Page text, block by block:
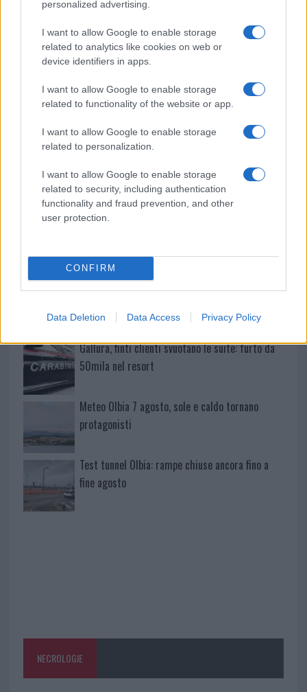
personalized advertising.
I want to allow Google to enable storage
related to analytics like cookies on web or
device identifiers in apps.
I want to allow Google to enable storage
related to functionality of the website or app.
I want to allow Google to enable storage
related to personalization.
I want to allow Google to enable storage
related to security, including authentication
functionality and fraud prevention, and other
user protection.
CONFIRM
Data Deletion Data Access Privacy Policy
o
o
k
r st A
p
p
in Europa: classifica dei 5 centri di riferimento
pe…
Incendi, a San Pasquale arriva il Campo Base:
l’inaugurazione
Calangianus, allarme sul centro accoglienza
minori, Albieri: “Episodi gravissimi”
Gallura, finti clienti svuotano le suite: furto da
50mila nel resort
Meteo Olbia 7 agosto, sole e caldo tornano
protagonisti
Test tunnel Olbia: rampe chiuse ancora fino a
fine agosto
NECROLOGIE